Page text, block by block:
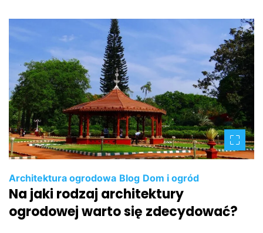
Architektura ogrodowa Blog Dom i ogród
Na jaki rodzaj architektury
ogrodowej warto się zdecydować?